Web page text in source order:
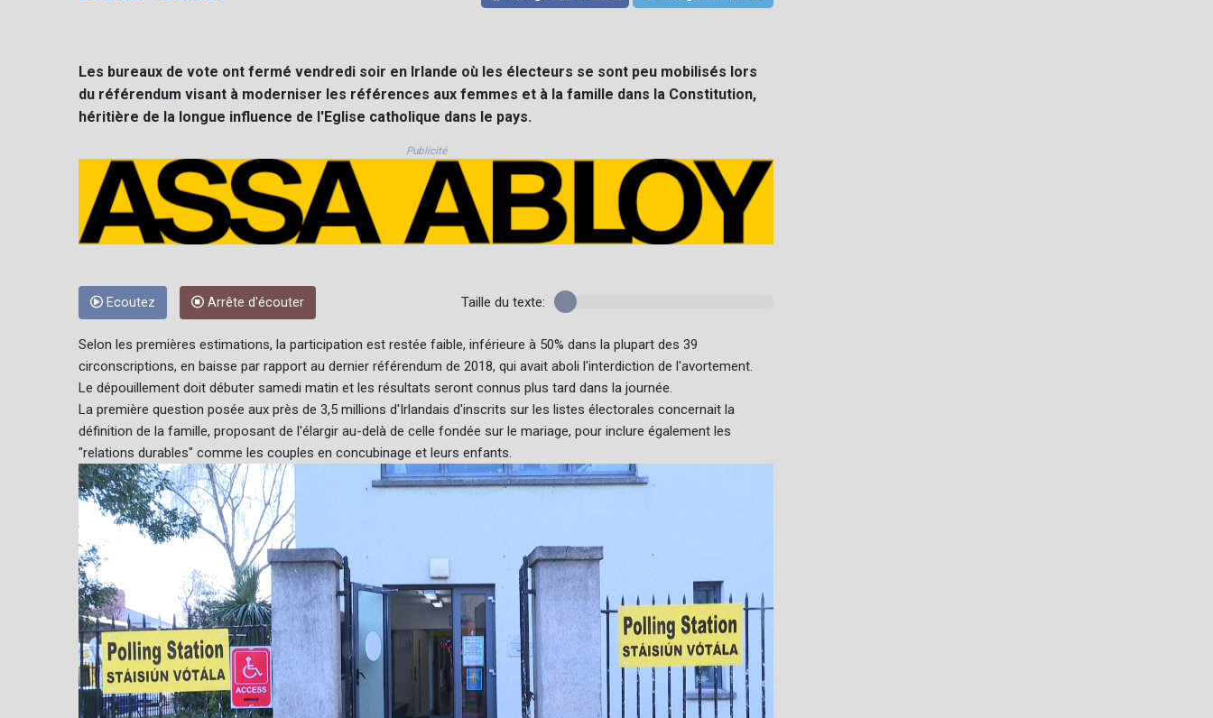
Les bureaux de vote ont fermé vendredi soir en Irlande où les électeurs se sont peu mobilisés lors
du référendum visant à moderniser les références aux femmes et à la famille dans la Constitution,
héritière de la longue influence de l'Eglise catholique dans le pays.
Publicité
Ecoutez Arrête d'écouter Taille du texte:
Selon les premières estimations, la participation est restée faible, inférieure à 50% dans la plupart des 39
circonscriptions, en baisse par rapport au dernier référendum de 2018, qui avait aboli l'interdiction de l'avortement.
Le dépouillement doit débuter samedi matin et les résultats seront connus plus tard dans la journée.
La première question posée aux près de 3,5 millions d'Irlandais d'inscrits sur les listes électorales concernait la
définition de la famille, proposant de l'élargir au-delà de celle fondée sur le mariage, pour inclure également les
"relations durables" comme les couples en concubinage et leurs enfants.